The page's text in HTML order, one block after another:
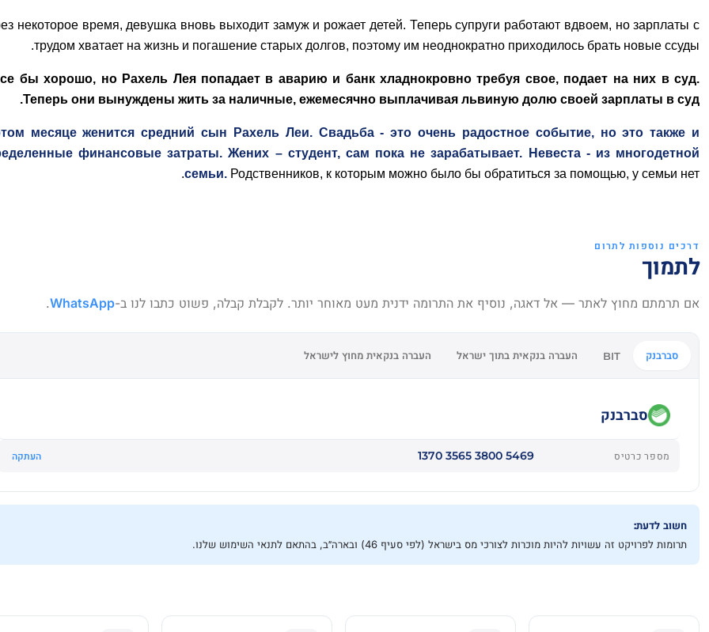
некоторое время, девушка вновь выходит замуж и рожает детей. Теперь супруги работают вдвоем, но зарплаты с
трудом хватает на жизнь и погашение старых долгов, поэтому им неоднократно приходилось брать новые ссуды.
бы хорошо, но Рахель Лея попадает в аварию и банк хладнокровно требуя свое, подает на них в суд.
Теперь они вынуждены жить за наличные, ежемесячно выплачивая львиную долю своей зарплаты в суд.
месяце женится средний сын Рахель Леи. Свадьба - это очень радостное событие, но это также и
финансовые затраты. Жених – студент, сам пока не зарабатывает. Невеста - из многодетной
семьи. Родственников, к которым можно было бы обратиться за помощью, у семьи нет.
דרכים נוספות לתרום
לתמוך
אם תרמתם מחוץ לאתר — אל דאגה, נוסיף את התרומה ידנית מעט מאוחר יותר. לקבלת קבלה, פשוט כתבו לנו ב-WhatsApp
.
סברבנק BIT העברה בנקאית בתוך ישראל העברה בנקאית מחוץ לישראל
סברבנק
מספר כרטיס 5469 3800 3565 1370 העתקה
חשוב לדעת:
תרומות לפרויקט זה עשויות להיות מוכרות לצורכי מס בישראל (לפי סעיף 46) ובארה״ב, בהתאם לתנאי השימוש שלנו.